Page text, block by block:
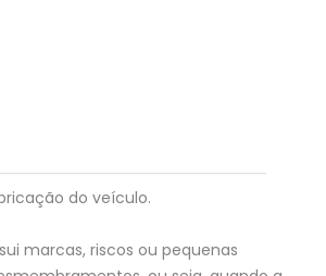
do veículo.
marcas, riscos ou pequenas